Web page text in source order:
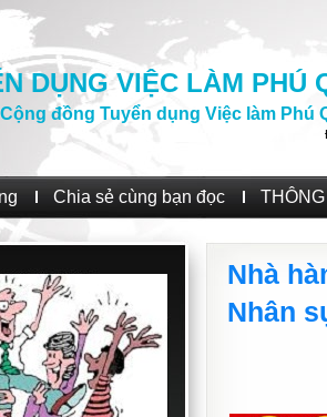
DỤNG VIỆC LÀM PHÚ
đồng Tuyển dụng Việc làm Phú
Chia sẻ cùng bạn đọc
Nhà
Nhân